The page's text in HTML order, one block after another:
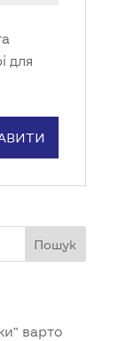
для
Пошук
варто